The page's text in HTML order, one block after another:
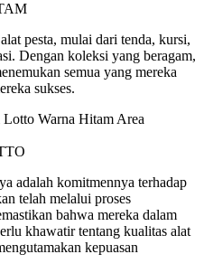
pesta, mulai dari tenda, kursi,
Dengan koleksi yang beragam,
semua yang mereka
sukses.
adalah komitmennya terhadap
telah melalui proses
bahwa mereka dalam
khawatir tentang kualitas alat
kepuasan